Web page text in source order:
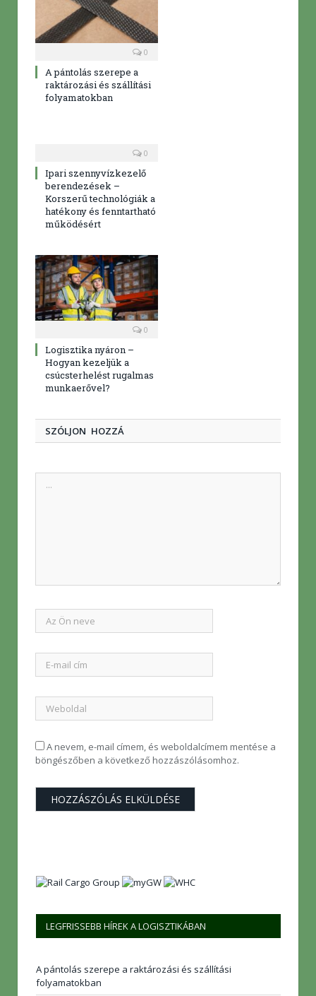
0
A pántolás szerepe a
raktározási és szállítási
folyamatokban
0
Ipari szennyvízkezelő
berendezések –
Korszerű technológiák a
hatékony és fenntartható
működésért
0
Logisztika nyáron –
Hogyan kezeljük a
csúcsterhelést rugalmas
munkaerővel?
SZÓLJON HOZZÁ
A nevem, e-mail címem, és weboldalcímem mentése a
böngészőben a következő hozzászólásomhoz.
LEGFRISSEBB HÍREK A LOGISZTIKÁBAN
A pántolás szerepe a raktározási és szállítási
folyamatokban